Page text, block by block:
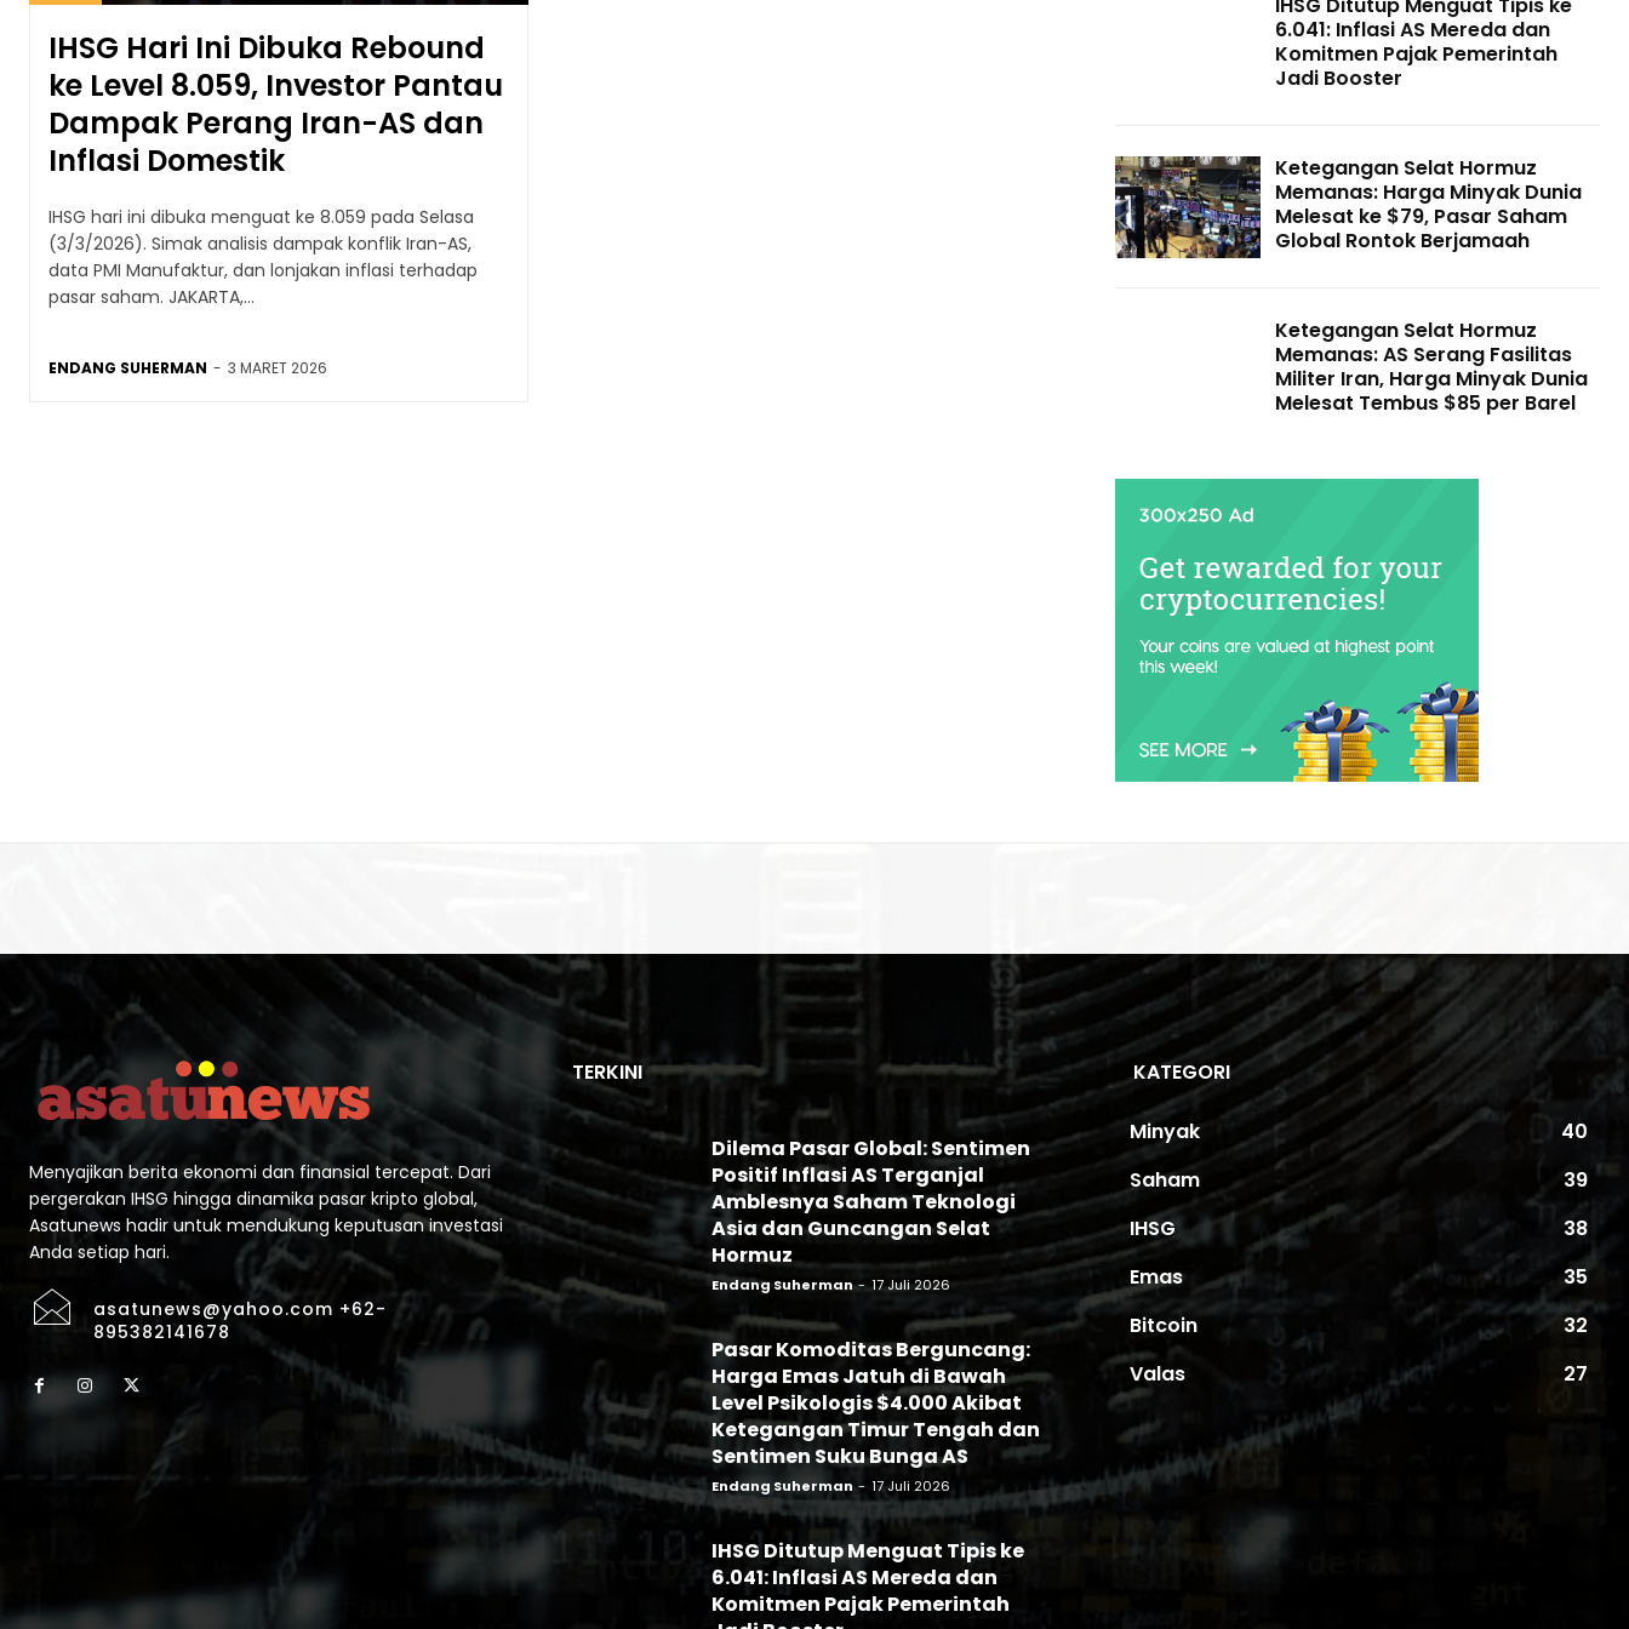
IHSG Hari Ini Dibuka Rebound
ke Level 8.059, Investor Pantau
Dampak Perang Iran-AS dan
Inflasi Domestik
IHSG hari ini dibuka menguat ke 8.059 pada Selasa
(3/3/2026). Simak analisis dampak konflik Iran-AS,
data PMI Manufaktur, dan lonjakan inflasi terhadap
pasar saham. JAKARTA,...
ENDANG SUHERMAN - 3 MARET 2026
6.041: Inflasi AS Mereda dan
Komitmen Pajak Pemerintah
Jadi Booster
Ketegangan Selat Hormuz
Memanas: Harga Minyak Dunia
Melesat ke $79, Pasar Saham
Global Rontok Berjamaah
Ketegangan Selat Hormuz
Memanas: AS Serang Fasilitas
Militer Iran, Harga Minyak Dunia
Melesat Tembus $85 per Barel
Menyajikan berita ekonomi dan finansial tercepat. Dari
pergerakan IHSG hingga dinamika pasar kripto global,
Asatunews hadir untuk mendukung keputusan investasi
Anda setiap hari.
asatunews@yahoo.com +62-
895382141678
TERKINI
Dilema Pasar Global: Sentimen
Positif Inflasi AS Terganjal
Amblesnya Saham Teknologi
Asia dan Guncangan Selat
Hormuz
Endang Suherman - 17 Juli 2026
Pasar Komoditas Berguncang:
Harga Emas Jatuh di Bawah
Level Psikologis $4.000 Akibat
Ketegangan Timur Tengah dan
Sentimen Suku Bunga AS
Endang Suherman - 17 Juli 2026
IHSG Ditutup Menguat Tipis ke
6.041: Inflasi AS Mereda dan
Komitmen Pajak Pemerintah
KATEGORI
Minyak
40
Saham
39
IHSG
38
Emas
35
Bitcoin
32
Valas
27